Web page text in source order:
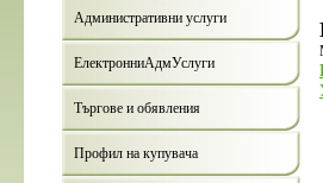
Административни услуги
ЕлектронниАдмУслуги
Търгове и обявления
Профил на купувача